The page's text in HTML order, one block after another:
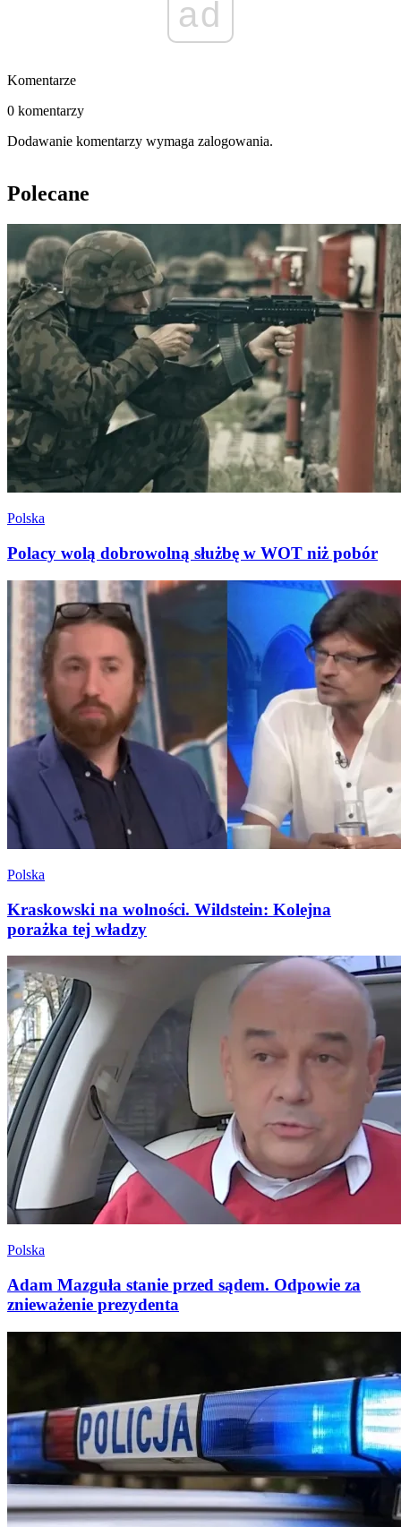
ad
Komentarze
0 komentarzy
Dodawanie komentarzy wymaga zalogowania.
Polecane
Polska
Polacy wolą dobrowolną służbę w WOT niż pobór
Polska
Kraskowski na wolności. Wildstein: Kolejna
porażka tej władzy
Polska
Adam Mazguła stanie przed sądem. Odpowie za
znieważenie prezydenta